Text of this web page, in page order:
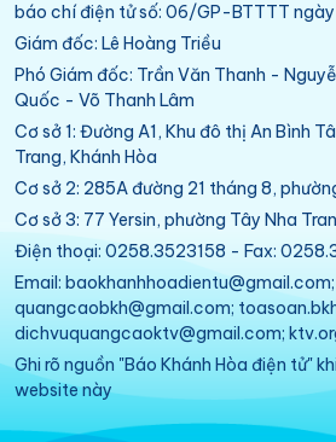
báo chí điện tử số: 06/GP-BTTTT
Giám đốc: Lê Hoàng Triều
Phó Giám đốc: Trần Văn Thanh -
Quốc - Võ Thanh Lâm
Cơ sở 1: Đường A1, Khu đô thị An Bình
Trang, Khánh Hòa
Cơ sở 2: 285A đường 21 tháng 8,
Cơ sở 3: 77 Yersin, phường Tây Nha
Điện thoại: 0258.3523158 - Fax:
Email: baokhanhhoadientu@gmail.com;
quangcaobkh@gmail.com;
dichvuquangcaoktv@gmail.com;
Ghi rõ nguồn "Báo Khánh Hòa điện tử"
website này